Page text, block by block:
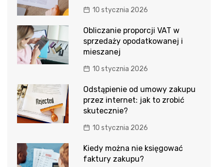
10 stycznia 2026
Obliczanie proporcji VAT w
sprzedaży opodatkowanej i
mieszanej
10 stycznia 2026
Odstąpienie od umowy zakupu
przez internet: jak to zrobić
skutecznie?
10 stycznia 2026
Kiedy można nie księgować
faktury zakupu?